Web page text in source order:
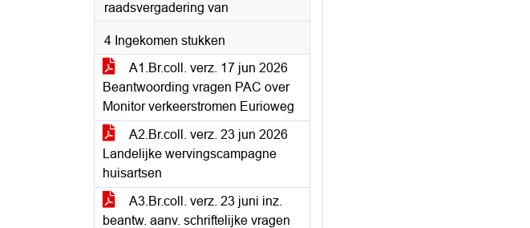
raadsvergadering van
4 Ingekomen stukken
A1.Br.coll. verz. 17 jun 2026
Beantwoording vragen PAC over
Monitor verkeerstromen Eurioweg
A2.Br.coll. verz. 23 jun 2026
Landelijke wervingscampagne
huisartsen
A3.Br.coll. verz. 23 juni inz.
beantw. aanv. schriftelijke vragen